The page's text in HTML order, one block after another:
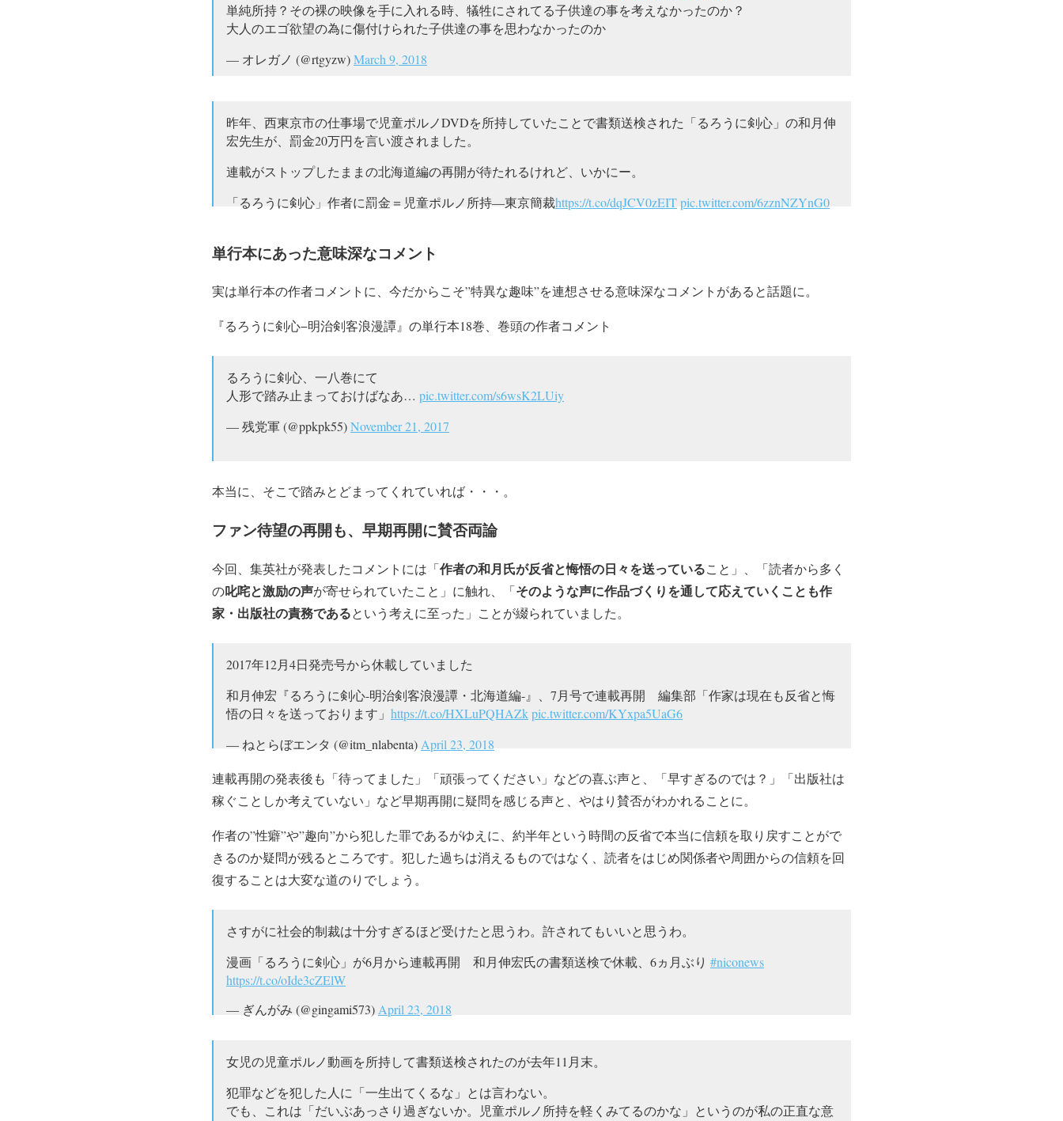
単純所持？その裸の映像を手に入れる時、犠牲にされてる子供達の事を考えなかったのか？
大人のエゴ欲望の為に傷付けられた子供達の事を思わなかったのか
— オレガノ (@rtgyzw)March 9, 2018
昨年、西東京市の仕事場で児童ポルノDVDを所持していたことで書類送検された「るろうに剣心」の和月伸
宏先生が、罰金20万円を言い渡されました。
連載がストップしたままの北海道編の再開が待たれるけれど、いかにー。
「るろうに剣心」作者に罰金＝児童ポルノ所持―東京簡裁https://t.co/dqJCV0zEITpic.twitter.com/6zznNZYnG0
単行本にあった意味深なコメント
実は単行本の作者コメントに、今だからこそ”特異な趣味”を連想させる意味深なコメントがあると話題に。
『るろうに剣心−明治剣客浪漫譚』の単行本18巻、巻頭の作者コメント
るろうに剣心、一八巻にて
人形で踏み止まっておけばなあ… pic.twitter.com/s6wsK2LUiy
— 残党軍 (@ppkpk55)November 21, 2017
本当に、そこで踏みとどまってくれていれば・・・。
ファン待望の再開も、早期再開に賛否両論
今回、集英社が発表したコメントには「作者の和月氏が反省と悔悟の日々を送っていること」、「読者から多く
の叱咤と激励の声が寄せられていたこと」に触れ、「そのような声に作品づくりを通して応えていくことも作
家・出版社の責務であるという考えに至った」ことが綴られていました。
2017年12月4日発売号から休載していました
和月伸宏『るろうに剣心-明治剣客浪漫譚・北海道編-』、7月号で連載再開 編集部「作家は現在も反省と悔
悟の日々を送っております」 https://t.co/HXLuPQHAZkpic.twitter.com/KYxpa5UaG6
— ねとらぼエンタ (@itm_nlabenta) April 23, 2018
連載再開の発表後も「待ってました」「頑張ってください」などの喜ぶ声と、「早すぎるのでは？」「出版社は
稼ぐことしか考えていない」など早期再開に疑問を感じる声と、やはり賛否がわかれることに。
作者の”性癖”や”趣向”から犯した罪であるがゆえに、約半年という時間の反省で本当に信頼を取り戻すことがで
きるのか疑問が残るところです。犯した過ちは消えるものではなく、読者をはじめ関係者や周囲からの信頼を回
復することは大変な道のりでしょう。
さすがに社会的制裁は十分すぎるほど受けたと思うわ。許されてもいいと思うわ。
漫画「るろうに剣心」が6月から連載再開 和月伸宏氏の書類送検で休載、6ヵ月ぶり #niconews
https://t.co/oIde3cZElW
— ぎんがみ (@gingami573) April 23, 2018
女児の児童ポルノ動画を所持して書類送検されたのが去年11月末。
犯罪などを犯した人に「一生出てくるな」とは言わない。
でも、これは「だいぶあっさり過ぎないか。児童ポルノ所持を軽くみてるのかな」というのが私の正直な意